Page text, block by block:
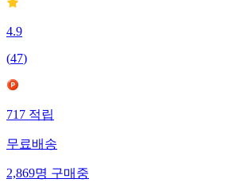
4.9
(47)
717적립
무료배송
2,869명구매중